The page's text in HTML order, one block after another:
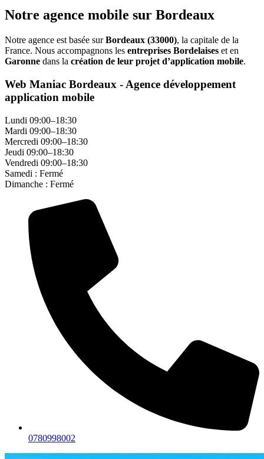
Notre agence mobile sur Bordeaux
Notre agence est basée surBordeaux (33000), la capitale de la
France. Nous accompagnons les entreprises Bordelaises et en
Garonne dans la création de leur projet d’application mobile.
Web Maniac Bordeaux - Agence développement
application mobile
Lundi 09:00–18:30
Mardi 09:00–18:30
Mercredi 09:00–18:30
Jeudi 09:00–18:30
Vendredi 09:00–18:30
Samedi : Fermé
Dimanche : Fermé
0780998002